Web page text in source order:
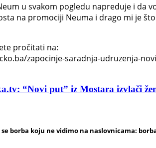
u svakom pogledu napreduje i
na promociji Neuma i drago mi je
pročitati na:
zapocinje-saradnja-udruzenja-
“Novi put” iz Mostara izvlači
se borba koju ne vidimo na naslovnicama: